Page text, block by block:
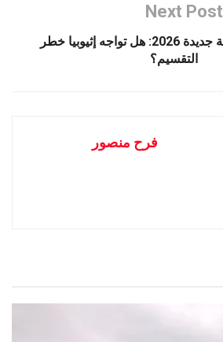
Next Post
آبي أحمد نحو ولاية جديدة 2026: هل تواجه إثيوبيا خطر
التقسيم؟
فرح منصور